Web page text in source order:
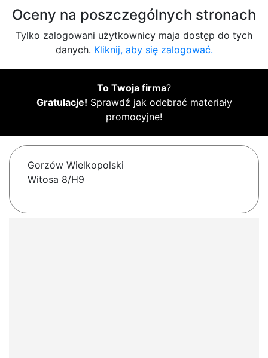
Oceny na poszczególnych stronach
Tylko zalogowani użytkownicy maja dostęp do tych
danych. Kliknij, aby się zalogować.
To Twoja firma?
Gratulacje! Sprawdź jak odebrać materiały
promocyjne!
Gorzów Wielkopolski
Witosa 8/H9